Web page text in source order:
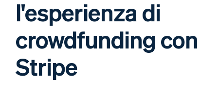
flessibile
Metodi di
pagamento
Accesso a
oltre 125
Terminal
persona
Authorization
della contabilità
Stripe Sigma
personalizzati
Data Pipeline
Gestione del denaro
Piattaforme
SaaS
Per settore
Gestire gli
abbonamenti
Offrire addebiti in base
all'utilizzo
Emettere carte
garantite da stablecoin
Esegui il provisioning e
gestisci i servizi con gli
Roadmap del prodotto
Conferenza annuale
Sessions
Lavora con noi
Sala stampa
l'esperienza di
crowdfunding con
Stripe